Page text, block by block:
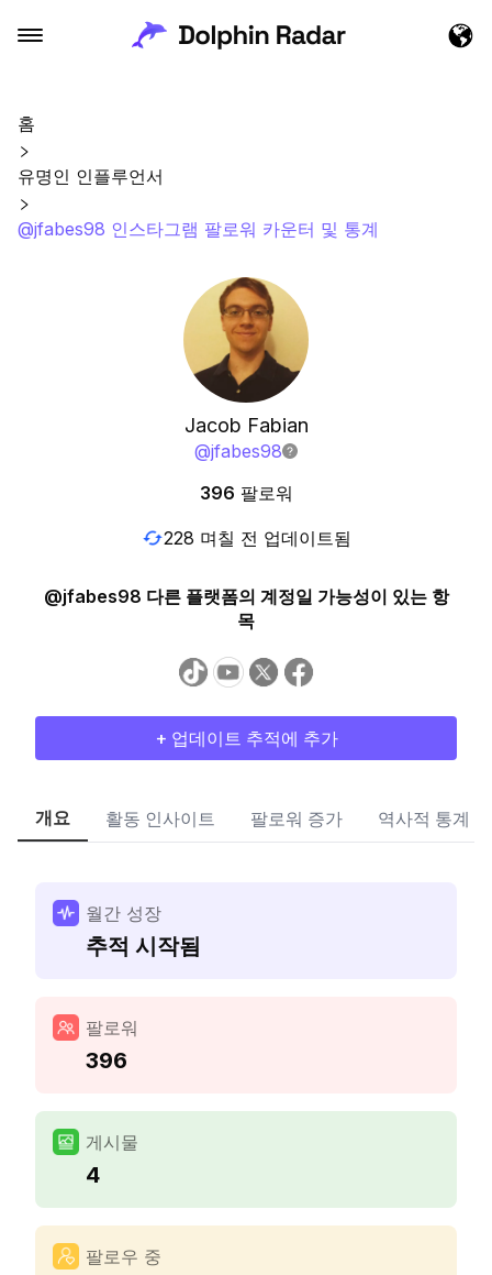
홈
유명인 인플루언서
@jfabes98 인스타그램 팔로워 카운터 및 통계
Jacob Fabian
@jfabes98
396 팔로워
228 며칠 전 업데이트됨
@jfabes98 다른 플랫폼의 계정일 가능성이 있는 항
목
+ 업데이트 추적에 추가
개요 활동 인사이트 팔로워 증가 역사적 통계
월간 성장
추적 시작됨
팔로워
396
게시물
4
팔로우 중